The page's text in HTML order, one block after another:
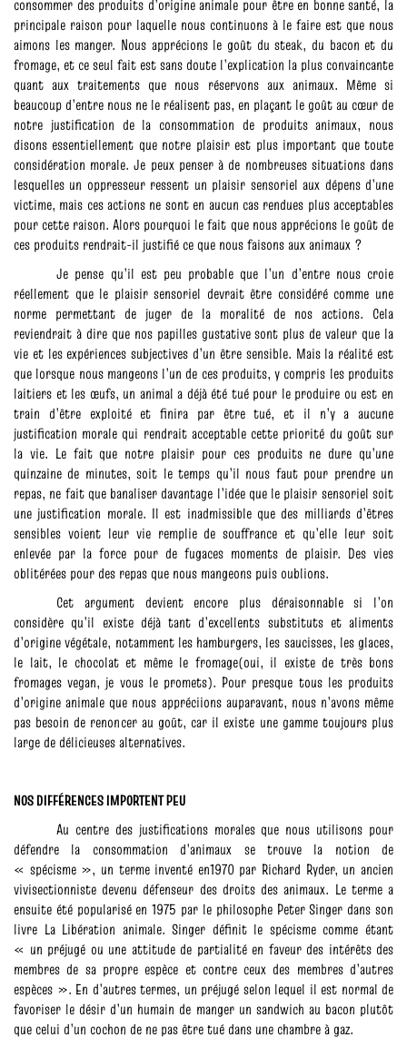
consommer des produits d’origine animale pour être en bonne santé, la
principale raison pour laquelle nous continuons à le faire est que nous
aimons les manger. Nous apprécions le goût du steak, du bacon et du
fromage, et ce seul fait est sans doute l’explication la plus convaincante
quant aux traitements que nous réservons aux animaux. Même si
beaucoup d’entre nous ne le réalisent pas, en plaçant le goût au cœur de
notre justification de la consommation de produits animaux, nous
disons essentiellement que notre plaisir est plus important que toute
considération morale. Je peux penser à de nombreuses situations dans
lesquelles un oppresseur ressent un plaisir sensoriel aux dépens d’une
victime, mais ces actions ne sont en aucun cas rendues plus acceptables
pour cette raison. Alors pourquoi le fait que nous apprécions le goût de
ces produits rendrait-il justifié ce que nous faisons aux animaux ?
Je pense qu’il est peu probable que l’un d’entre nous croie
réellement que le plaisir sensoriel devrait être considéré comme une
norme permettant de juger de la moralité de nos actions. Cela
reviendrait à dire que nos papilles gustative sont plus de valeur que la
vie et les expériences subjectives d’un être sensible. Mais la réalité est
que lorsque nous mangeons l’un de ces produits, y compris les produits
laitiers et les œufs, un animal a déjà été tué pour le produire ou est en
train d’être exploité et finira par être tué, et il n’y a aucune
justification morale qui rendrait acceptable cette priorité du goût sur
la vie. Le fait que notre plaisir pour ces produits ne dure qu’une
quinzaine de minutes, soit le temps qu’il nous faut pour prendre un
repas, ne fait que banaliser davantage l’idée que le plaisir sensoriel soit
une justification morale. Il est inadmissible que des milliards d’êtres
sensibles voient leur vie remplie de souffrance et qu’elle leur soit
enlevée par la force pour de fugaces moments de plaisir. Des vies
oblitérées pour des repas que nous mangeons puis oublions.
Cet argument devient encore plus déraisonnable si l’on
considère qu’il existe déjà tant d’excellents substituts et aliments
d’origine végétale, notamment les hamburgers, les saucisses, les glaces,
le lait, le chocolat et même le fromage(oui, il existe de très bons
fromages vegan, je vous le promets). Pour presque tous les produits
d’origine animale que nous appréciions auparavant, nous n’avons même
pas besoin de renoncer au goût, car il existe une gamme toujours plus
large de délicieuses alternatives.
NOS DIFFÉRENCES IMPORTENT PEU
Au centre des justifications morales que nous utilisons pour
défendre la consommation d’animaux se trouve la notion de
« spécisme », un terme inventé en1970 par Richard Ryder, un ancien
vivisectionniste devenu défenseur des droits des animaux. Le terme a
ensuite été popularisé en 1975 par le philosophe Peter Singer dans son
livre La Libération animale. Singer définit le spécisme comme étant
« un préjugé ou une attitude de partialité en faveur des intérêts des
membres de sa propre espèce et contre ceux des membres d’autres
espèces ». En d’autres termes, un préjugé selon lequel il est normal de
favoriser le désir d’un humain de manger un sandwich au bacon plutôt
que celui d’un cochon de ne pas être tué dans une chambre à gaz.